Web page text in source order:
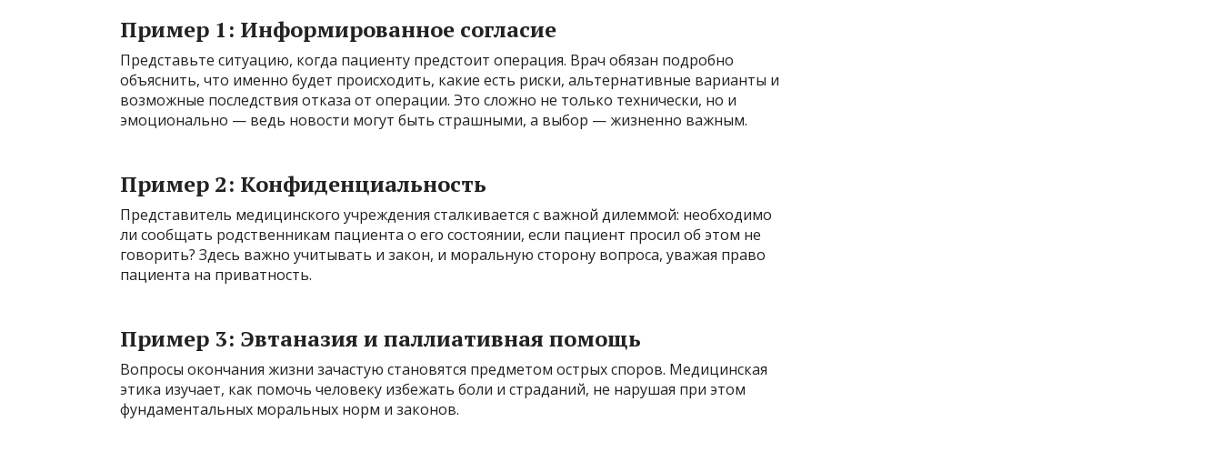
Пример 1: Информированное согласие
Представьте ситуацию, когда пациенту предстоит операция. Врач обязан подробно
объяснить, что именно будет происходить, какие есть риски, альтернативные варианты и
возможные последствия отказа от операции. Это сложно не только технически, но и
эмоционально — ведь новости могут быть страшными, а выбор — жизненно важным.
Пример 2: Конфиденциальность
Представитель медицинского учреждения сталкивается с важной дилеммой: необходимо
ли сообщать родственникам пациента о его состоянии, если пациент просил об этом не
говорить? Здесь важно учитывать и закон, и моральную сторону вопроса, уважая право
пациента на приватность.
Пример 3: Эвтаназия и паллиативная помощь
Вопросы окончания жизни зачастую становятся предметом острых споров. Медицинская
этика изучает, как помочь человеку избежать боли и страданий, не нарушая при этом
фундаментальных моральных норм и законов.